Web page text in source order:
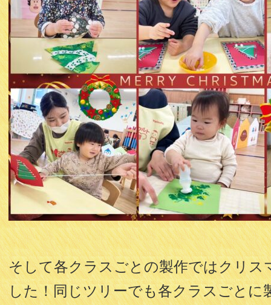
そして各クラスごとの製作ではクリス
した！同じツリーでも各クラスごとに